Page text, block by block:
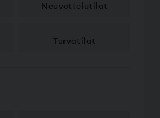
Neuvottelu­tilat
Turvatilat